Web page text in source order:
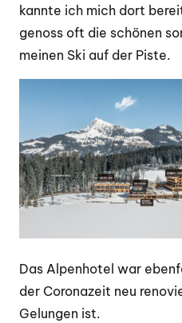
kannte ich mich dort
genoss oft die schönen
meinen Ski auf der Piste.
Das Alpenhotel war
der Coronazeit neu
Gelungen ist.